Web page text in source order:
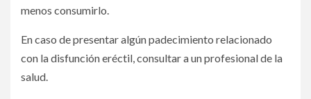
menos consumirlo.
En caso de presentar algún padecimiento relacionado
con la disfunción eréctil, consultar a un profesional de la
salud.